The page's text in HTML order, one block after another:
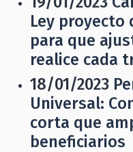
Ley proyecto
para que
realice cada
18/01/2023
Universal:
corta que
beneficiarios